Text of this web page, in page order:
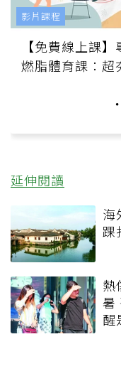
【免費線上課
燃脂體育課：超
影片課程
延伸閱讀
海
踝
熱
暑
醒